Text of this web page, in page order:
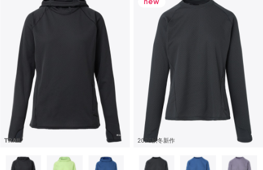
TRAIL 2026秋冬新作